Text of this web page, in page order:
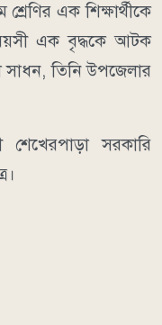
এক শিক্ষার্থীকে
এক বৃদ্ধকে আটক
সাধন, তিনি উপজেলার
শেখেরপাড়া সরকারি